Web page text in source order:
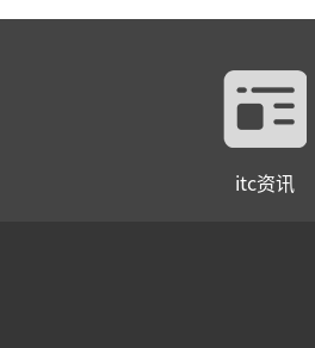
itc资讯